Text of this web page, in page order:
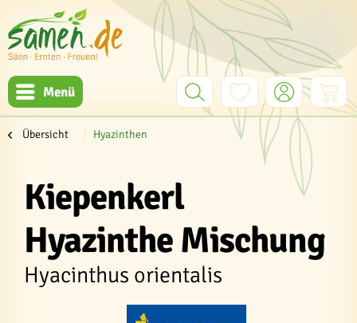
Menü
Übersicht Hyazinthen
Kiepenkerl
Hyazinthe Mischung
Hyacinthus orientalis